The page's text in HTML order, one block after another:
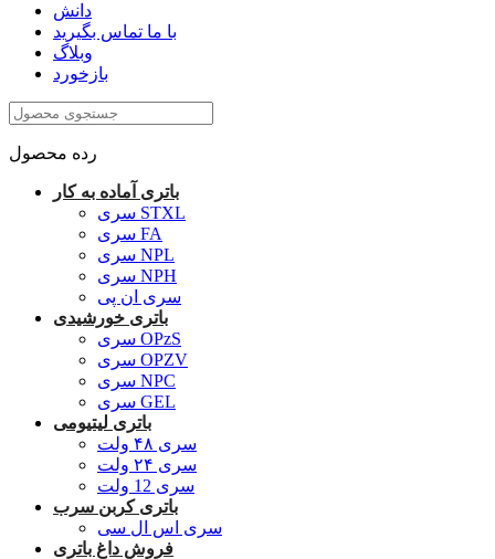
دانش
با ما تماس بگیرید
وبلاگ
بازخورد
رده محصول
باتری آماده به کار
سری STXL
سری FA
سری NPL
سری NPH
سری ان پی
باتری خورشیدی
سری OPzS
سری OPZV
سری NPC
سری GEL
باتری لیتیومی
سری ۴۸ ولت
سری ۲۴ ولت
سری 12 ولت
باتری کربن سرب
سری اس ال سی
فروش داغ باتری